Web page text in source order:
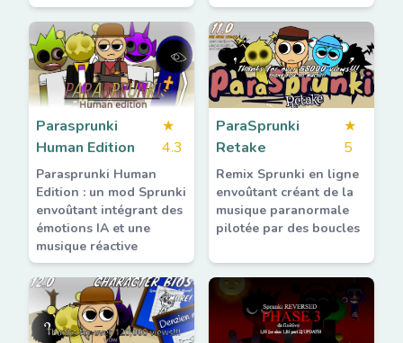
Parasprunki
Human Edition
★
4.3
Parasprunki Human
Edition : un mod Sprunki
envoûtant intégrant des
émotions IA et une
musique réactive
ParaSprunki
Retake
★
5
Remix Sprunki en ligne
envoûtant créant de la
musique paranormale
pilotée par des boucles